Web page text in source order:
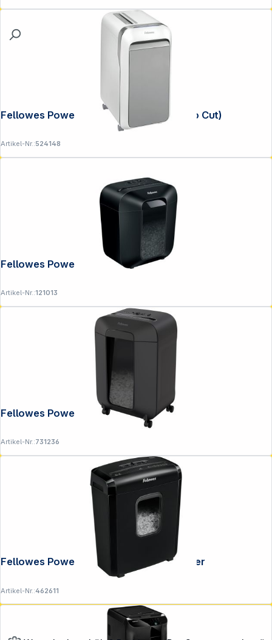
Fellowes Powershred LX 221 weiß (Micro Cut)
Artikel-Nr.:524148
Fellowes Powershred LX 25 M schwarz
Artikel-Nr.:121013
Fellowes Powershred LX 85
Artikel-Nr.:731236
Fellowes Powershred 6M Aktenvernichter
Artikel-Nr.:462611